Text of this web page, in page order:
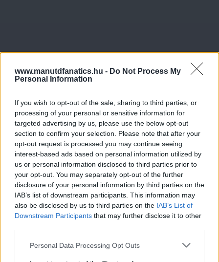
www.manutdfanatics.hu - Do Not Process My
Personal Information
If you wish to opt-out of the sale, sharing to third parties, or
processing of your personal or sensitive information for
targeted advertising by us, please use the below opt-out
section to confirm your selection. Please note that after your
opt-out request is processed you may continue seeing
interest-based ads based on personal information utilized by
us or personal information disclosed to third parties prior to
your opt-out. You may separately opt-out of the further
disclosure of your personal information by third parties on the
IAB’s list of downstream participants. This information may
also be disclosed by us to third parties on the IAB’s List of
Downstream Participants that may further disclose it to other
Please note that this website/app uses one or more Google
Personal Data Processing Opt Outs